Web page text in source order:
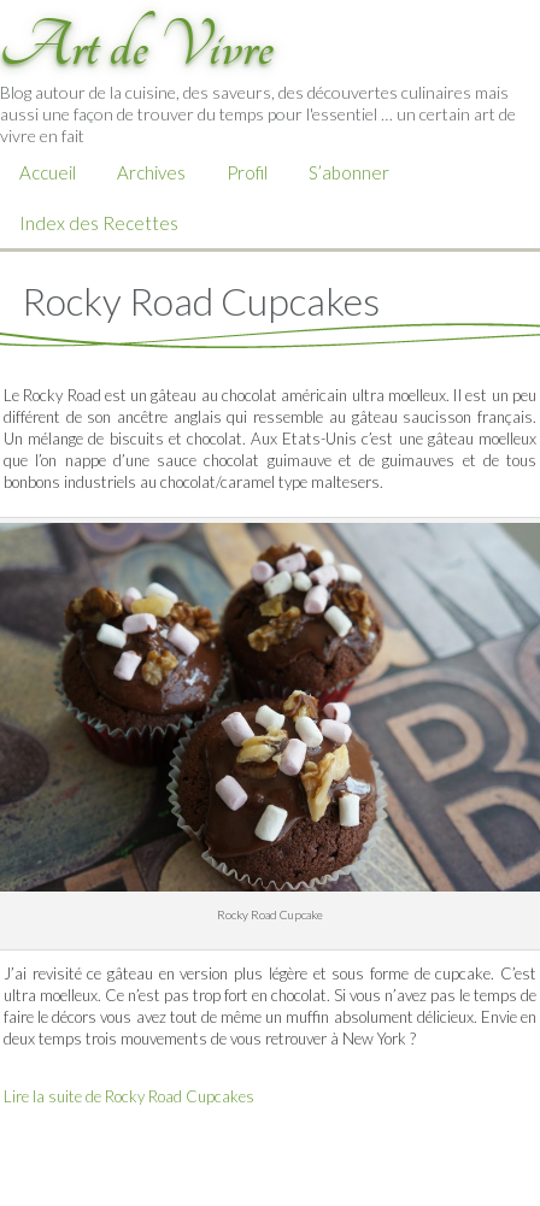
Art de Vivre
Blog autour de la cuisine, des saveurs, des découvertes culinaires mais
aussi une façon de trouver du temps pour l'essentiel … un certain art de
vivre en fait
Accueil Archives Profil S’abonner
Index des Recettes
Rocky Road Cupcakes
Le Rocky Road est un gâteau au chocolat américain ultra moelleux. Il est un peu
différent de son ancêtre anglais qui ressemble au gâteau saucisson français.
Un mélange de biscuits et chocolat. Aux Etats-Unis c’est une gâteau moelleux
que l’on nappe d’une sauce chocolat guimauve et de guimauves et de tous
bonbons industriels au chocolat/caramel type maltesers.
Rocky Road Cupcake
J’ai revisité ce gâteau en version plus légère et sous forme de cupcake. C’est
ultra moelleux. Ce n’est pas trop fort en chocolat. Si vous n’avez pas le temps de
faire le décors vous avez tout de même un muffin absolument délicieux. Envie en
deux temps trois mouvements de vous retrouver à New York ?
Lire la suite de Rocky Road Cupcakes